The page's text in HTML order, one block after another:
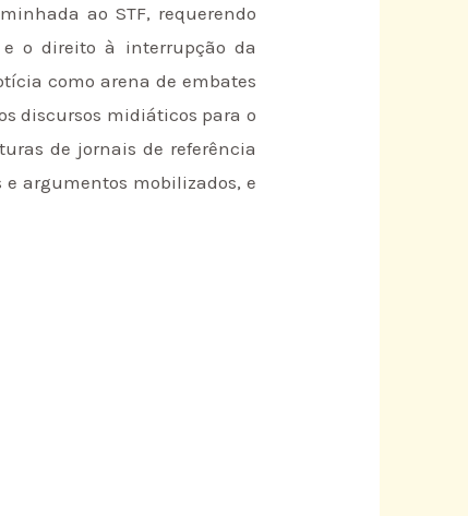
ao STF, requerendo
o direito à interrupção da
como arena de embates
discursos midiáticos para o
de jornais de referência
argumentos mobilizados, e